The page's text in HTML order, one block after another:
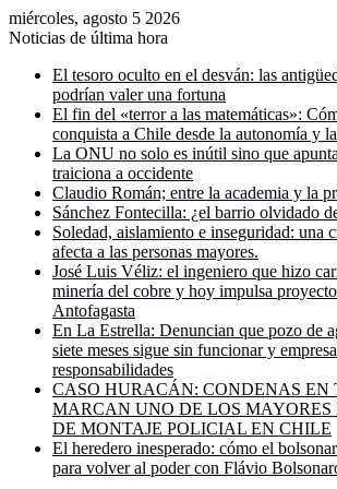
miércoles, agosto 5 2026
Noticias de última hora
El tesoro oculto en el desván: las
podrían valer una fortuna
El fin del «terror a las matemáticas»:
conquista a Chile desde la autonomía y
La ONU no solo es inútil sino que
traiciona a occidente
Claudio Román; entre la academia y la
Sánchez Fontecilla: ¿el barrio olvidado
Soledad, aislamiento e inseguridad: una
afecta a las personas mayores.
José Luis Véliz: el ingeniero que hizo
minería del cobre y hoy impulsa
Antofagasta
En La Estrella: Denuncian que pozo de
siete meses sigue sin funcionar y
responsabilidades
CASO HURACÁN: CONDENAS EN
MARCAN UNO DE LOS MAYORES
DE MONTAJE POLICIAL EN CHILE
El heredero inesperado: cómo el
para volver al poder con Flávio